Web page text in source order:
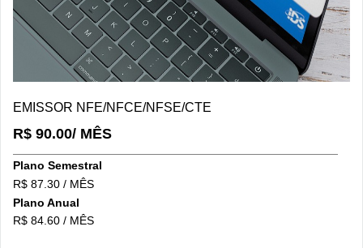
DETALHES/COMPRAR
EMISSOR NFE/NFCE/NFSE/CTE
R$ 90.00/ MÊS
Plano Semestral
R$ 87.30 / MÊS
Plano Anual
R$ 84.60 / MÊS